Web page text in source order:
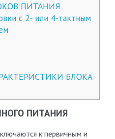
ПИТАНИЯ
с 2- или 4-тактным
БЛОКА
ПИТАНИЯ
к первичным и